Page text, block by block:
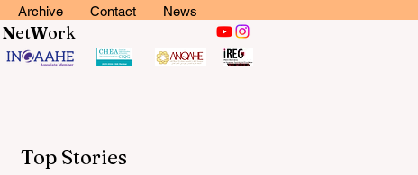
Archive Contact News
NetWork
Top Stories